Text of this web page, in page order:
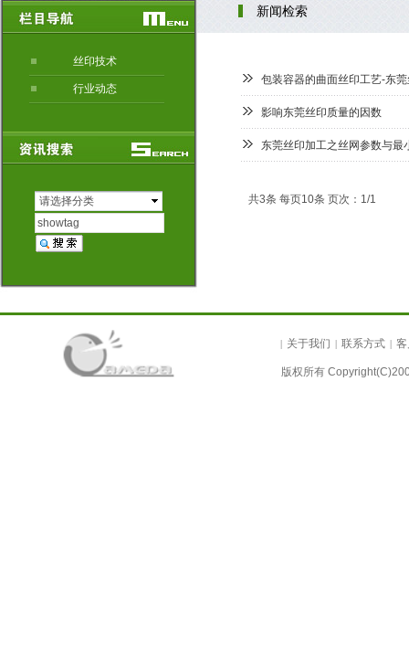
丝印技术
行业动态
新闻检索
请选择分类
包装容器的曲面丝印工艺-东
影响东莞丝印质量的因数
东莞丝印加工之丝网参数与最
共3条 每页10条 页次：1/1
| 关于我们 | 联系方式 | 客
版权所有